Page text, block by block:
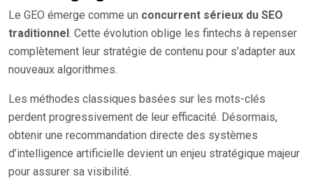
Le GEO émerge comme un concurrent sérieux du SEO
traditionnel. Cette évolution oblige les fintechs à repenser
complètement leur stratégie de contenu pour s’adapter aux
nouveaux algorithmes.
Les méthodes classiques basées sur les mots-clés
perdent progressivement de leur efficacité. Désormais,
obtenir une recommandation directe des systèmes
d’intelligence artificielle devient un enjeu stratégique majeur
pour assurer sa visibilité.